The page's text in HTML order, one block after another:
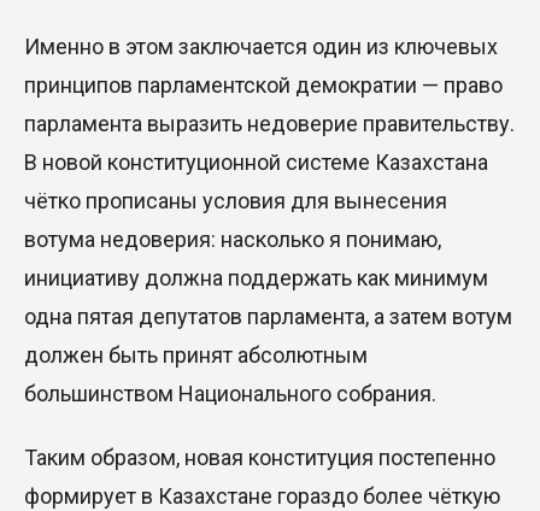
Именно в этом заключается один из ключевых
принципов парламентской демократии — право
парламента выразить недоверие правительству.
В новой конституционной системе Казахстана
чётко прописаны условия для вынесения
вотума недоверия: насколько я понимаю,
инициативу должна поддержать как минимум
одна пятая депутатов парламента, а затем вотум
должен быть принят абсолютным
большинством Национального собрания.
Таким образом, новая конституция постепенно
формирует в Казахстане гораздо более чёткую